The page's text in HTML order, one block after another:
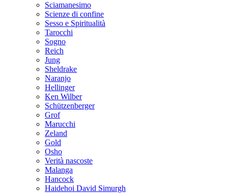
Sciamanesimo
Scienze di confine
Sesso e Spiritualità
Tarocchi
Sogno
Reich
Jung
Sheldrake
Naranjo
Hellinger
Ken Wilber
Schützenberger
Grof
Marucchi
Zeland
Gold
Osho
Verità nascoste
Malanga
Hancock
Haidehoi David Simurgh